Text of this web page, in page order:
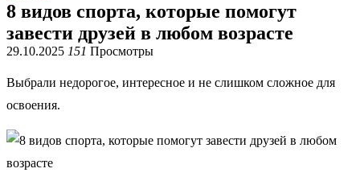
8 видов спорта, которые помогут
завести друзей в любом возрасте
29.10.2025 151 Просмотры
Выбрали недорогое, интересное и не слишком сложное для
освоения.